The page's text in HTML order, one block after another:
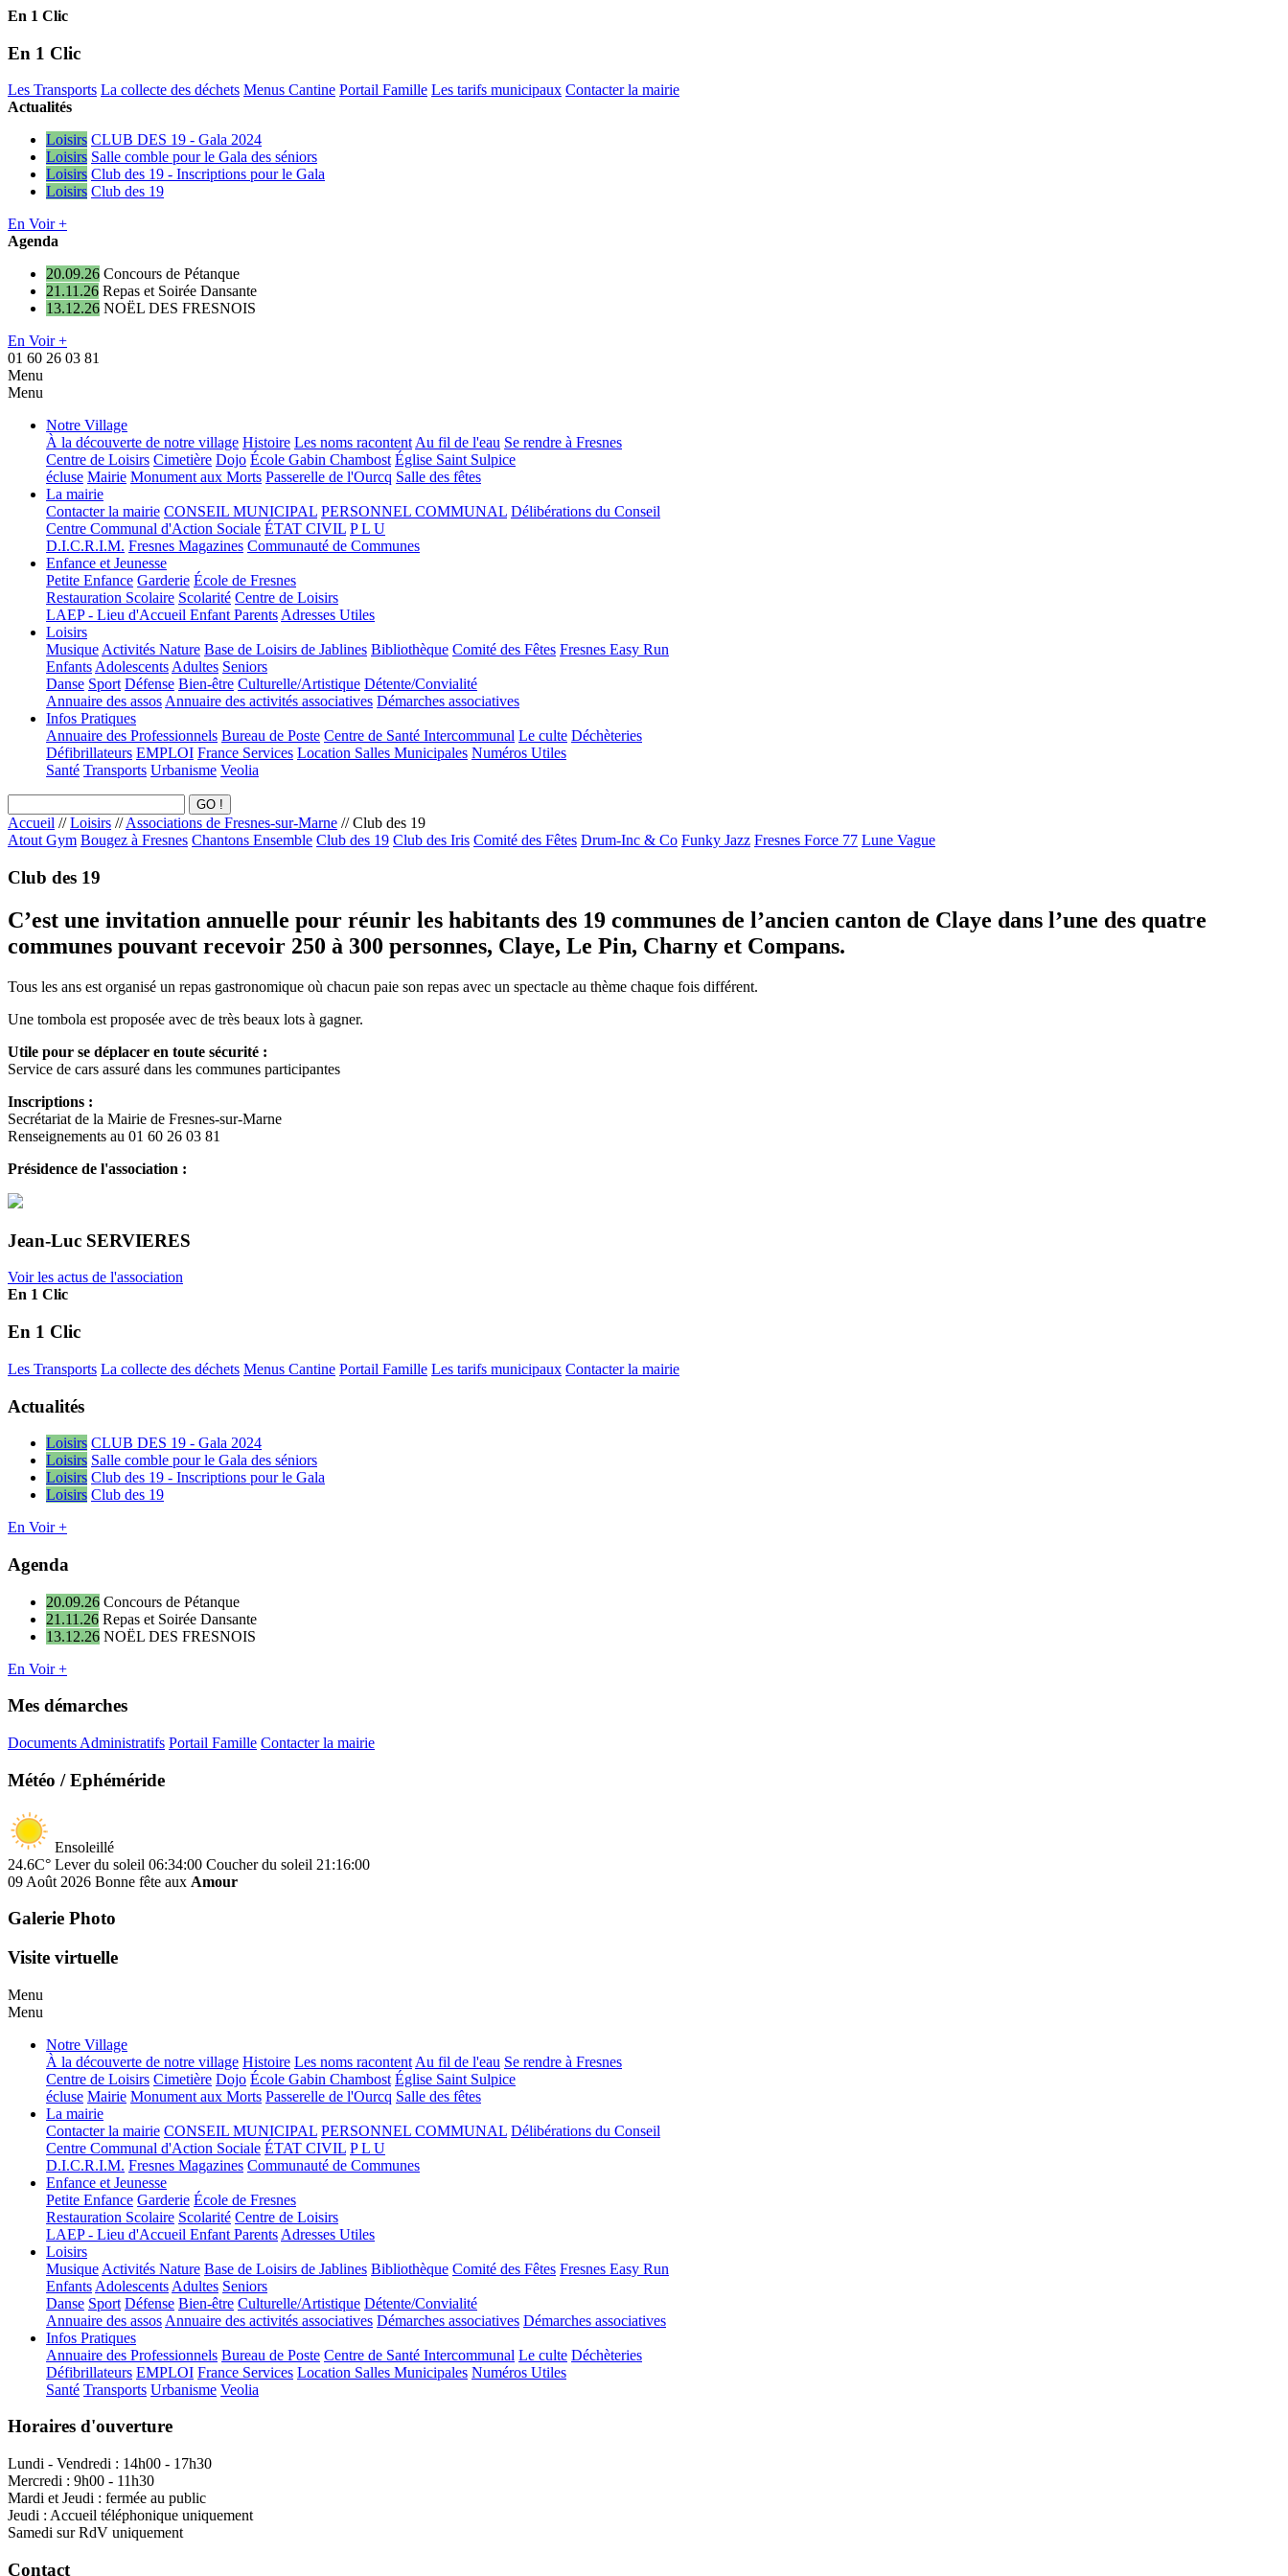
En 1 Clic
En 1 Clic
Les Transports La collecte des déchets Menus Cantine Portail Famille Les tarifs municipaux Contacter la mairie
Actualités
Loisirs CLUB DES 19 - Gala 2024
Loisirs Salle comble pour le Gala des séniors
Loisirs Club des 19 - Inscriptions pour le Gala
Loisirs Club des 19
En Voir +
Agenda
20.09.26 Concours de Pétanque
21.11.26 Repas et Soirée Dansante
13.12.26 NOËL DES FRESNOIS
En Voir +
01 60 26 03 81
Menu
Menu
Notre Village
À la découverte de notre village Histoire Les noms racontentAu fil de l'eau Se rendre à Fresnes
Centre de Loisirs Cimetière Dojo École Gabin Chambost Église Saint Sulpice
écluse Mairie Monument aux Morts Passerelle de l'Ourcq Salle des fêtes
La mairie
Contacter la mairie CONSEIL MUNICIPAL PERSONNEL COMMUNAL Délibérations du Conseil
Centre Communal d'Action Sociale ÉTAT CIVIL P L U
D.I.C.R.I.M. Fresnes Magazines Communauté de Communes
Enfance et Jeunesse
Petite Enfance Garderie École de Fresnes
Restauration Scolaire Scolarité Centre de Loisirs
LAEP - Lieu d'Accueil Enfant ParentsAdresses Utiles
Loisirs
MusiqueActivités Nature Base de Loisirs de Jablines Bibliothèque Comité des Fêtes Fresnes Easy Run
EnfantsAdolescentsAdultes Seniors
Danse Sport Défense Bien-être Culturelle/Artistique Détente/Convialité
Annuaire des assosAnnuaire des activités associatives Démarches associatives
Infos Pratiques
Annuaire des Professionnels Bureau de Poste Centre de Santé Intercommunal Le culte Déchèteries
Défibrillateurs EMPLOI France Services Location Salles Municipales Numéros Utiles
Santé Transports Urbanisme Veolia
Accueil // Loisirs //Associations de Fresnes-sur-Marne // Club des 19
Atout Gym Bougez à Fresnes Chantons Ensemble Club des 19 Club des Iris Comité des Fêtes Drum-Inc & Co Funky Jazz Fresnes Force 77 Lune Vague
Club des 19
C’est une invitation annuelle pour réunir les habitants des 19 communes de l’ancien canton de Claye dans l’une des quatre
communes pouvant recevoir 250 à 300 personnes, Claye, Le Pin, Charny et Compans.
Tous les ans est organisé un repas gastronomique où chacun paie son repas avec un spectacle au thème chaque fois différent.
Une tombola est proposée avec de très beaux lots à gagner.
Utile pour se déplacer en toute sécurité :
Service de cars assuré dans les communes participantes
Inscriptions :
Secrétariat de la Mairie de Fresnes-sur-Marne
Renseignements au 01 60 26 03 81
Présidence de l'association :
Jean-Luc SERVIERES
Voir les actus de l'association
En 1 Clic
En 1 Clic
Les Transports La collecte des déchets Menus Cantine Portail Famille Les tarifs municipaux Contacter la mairie
Actualités
Loisirs CLUB DES 19 - Gala 2024
Loisirs Salle comble pour le Gala des séniors
Loisirs Club des 19 - Inscriptions pour le Gala
Loisirs Club des 19
En Voir +
Agenda
20.09.26 Concours de Pétanque
21.11.26 Repas et Soirée Dansante
13.12.26 NOËL DES FRESNOIS
En Voir +
Mes démarches
Documents Administratifs Portail Famille Contacter la mairie
Météo / Ephéméride
Ensoleillé
24.6C° Lever du soleil 06:34:00 Coucher du soleil 21:16:00
09 Août 2026 Bonne fête aux Amour
Galerie Photo
Visite virtuelle
Menu
Menu
Notre Village
À la découverte de notre village Histoire Les noms racontent Au fil de l'eau Se rendre à Fresnes
Centre de Loisirs Cimetière Dojo École Gabin Chambost Église Saint Sulpice
écluse Mairie Monument aux Morts Passerelle de l'Ourcq Salle des fêtes
La mairie
Contacter la mairie CONSEIL MUNICIPAL PERSONNEL COMMUNAL Délibérations du Conseil
Centre Communal d'Action Sociale ÉTAT CIVIL P L U
D.I.C.R.I.M. Fresnes Magazines Communauté de Communes
Enfance et Jeunesse
Petite Enfance Garderie École de Fresnes
Restauration Scolaire Scolarité Centre de Loisirs
LAEP - Lieu d'Accueil Enfant Parents Adresses Utiles
Loisirs
Musique Activités Nature Base de Loisirs de Jablines Bibliothèque Comité des Fêtes Fresnes Easy Run
Enfants Adolescents Adultes Seniors
Danse Sport Défense Bien-être Culturelle/Artistique Détente/Convialité
Annuaire des assos Annuaire des activités associatives Démarches associatives Démarches associatives
Infos Pratiques
Annuaire des Professionnels Bureau de Poste Centre de Santé Intercommunal Le culte Déchèteries
Défibrillateurs EMPLOI France Services Location Salles Municipales Numéros Utiles
Santé Transports Urbanisme Veolia
Horaires d'ouverture
Lundi - Vendredi : 14h00 - 17h30
Mercredi : 9h00 - 11h30
Mardi et Jeudi : fermée au public
Jeudi : Accueil téléphonique uniquement
Samedi sur RdV uniquement
Contact